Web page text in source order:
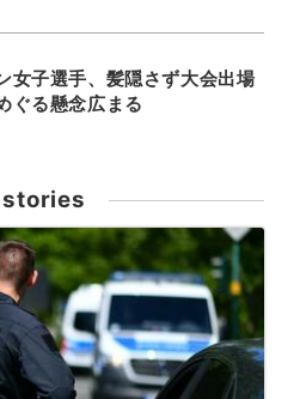
女子選手、髪隠さず大会出場
ぐる懸念広まる
stories